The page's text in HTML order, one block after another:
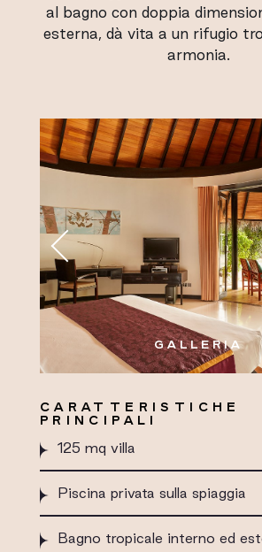
al bagno con doppia
esterna, dà vita a un rifugio
armonia.
GALLERIA
CARATTERISTICHE
PRINCIPALI
125 mq villa
Piscina privata sulla spiaggia
Bagno tropicale interno ed